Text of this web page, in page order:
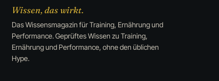
Wissen, das wirkt.
Das Wissensmagazin für Training, Ernährung und
Performance. Geprüftes Wissen zu Training,
Ernährung und Performance, ohne den üblichen
Hype.